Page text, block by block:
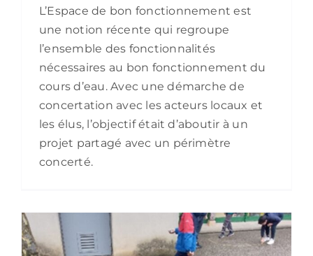
L’Espace de bon fonctionnement est
une notion récente qui regroupe
l’ensemble des fonctionnalités
nécessaires au bon fonctionnement du
cours d’eau. Avec une démarche de
concertation avec les acteurs locaux et
les élus, l’objectif était d’aboutir à un
projet partagé avec un périmètre
concerté.